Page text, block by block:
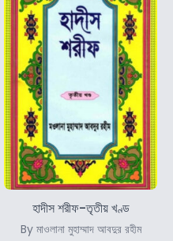
হাদীস শরীফ-তৃতীয় খণ্ড
By মাওলানা মুহাম্মাদ আবদুর রহীম